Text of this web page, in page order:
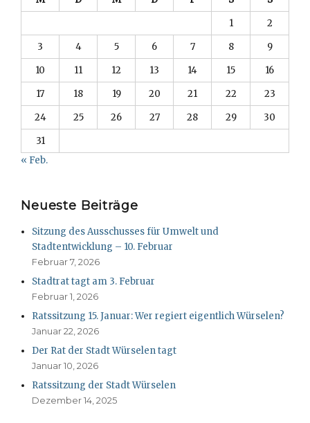
1
2
3
4 5 6 7 8
9
10
11 12 13 14 15
16
17
18 19 20 21 22
23
24
25 26 27 28 29
30
31
« Feb.
Neueste Beiträge
Sitzung des Ausschusses für Umwelt und
Stadtentwicklung – 10. Februar
Februar 7, 2026
Stadtrat tagt am 3. Februar
Februar 1, 2026
Ratssitzung 15. Januar: Wer regiert eigentlich Würselen?
Januar 22, 2026
Der Rat der Stadt Würselen tagt
Januar 10, 2026
Ratssitzung der Stadt Würselen
Dezember 14, 2025